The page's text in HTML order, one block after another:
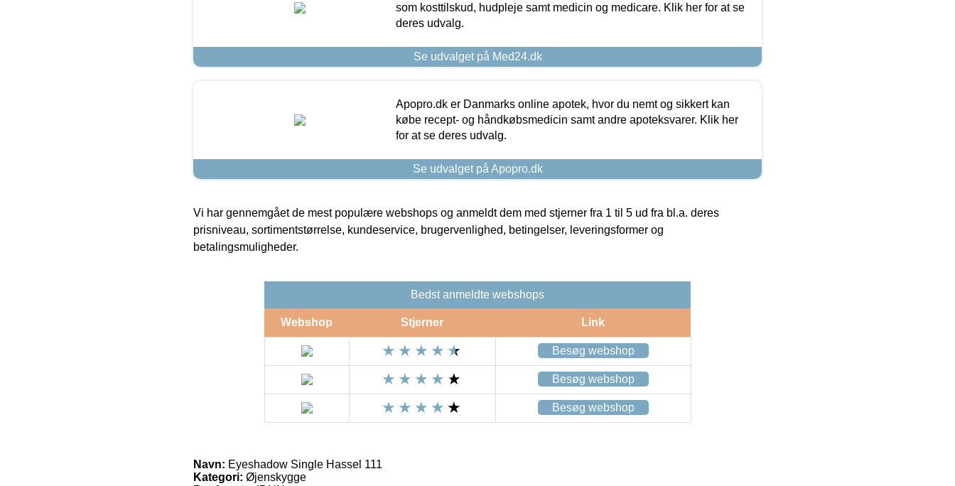
som kosttilskud, hudpleje samt medicin og medicare. Klik her for at se
deres udvalg.
Se udvalget på Med24.dk
Apopro.dk er Danmarks online apotek, hvor du nemt og sikkert kan
købe recept- og håndkøbsmedicin samt andre apoteksvarer. Klik her
for at se deres udvalg.
Se udvalget på Apopro.dk
Vi har gennemgået de mest populære webshops og anmeldt dem med stjerner fra 1 til 5 ud fra bl.a. deres
prisniveau, sortimentstørrelse, kundeservice, brugervenlighed, betingelser, leveringsformer og
betalingsmuligheder.
Bedst anmeldte webshops
Webshop Stjerner Link
Besøg webshop
Besøg webshop
Besøg webshop
Navn: Eyeshadow Single Hassel 111
Kategori: Øjenskygge